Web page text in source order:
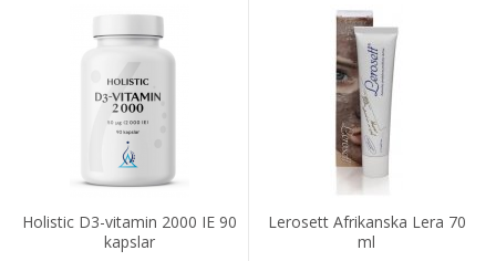
Holistic D3-vitamin 2000 IE 90
kapslar
Lerosett Afrikanska Lera 70
ml